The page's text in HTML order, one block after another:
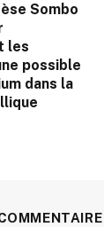
Sombo
les
possible
dans la